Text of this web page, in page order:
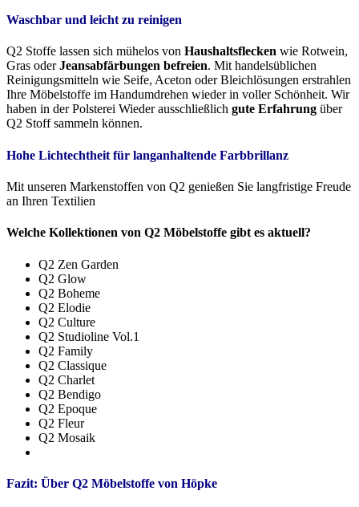
Waschbar und leicht zu reinigen
Q2 Stoffe lassen sich mühelos von Haushaltsflecken wie Rotwein,
Gras oderJeansabfärbungen befreien. Mit handelsüblichen
Reinigungsmitteln wie Seife, Aceton oder Bleichlösungen erstrahlen
Ihre Möbelstoffe im Handumdrehen wieder in voller Schönheit. Wir
haben in der Polsterei Wieder ausschließlich gute Erfahrung über
Q2 Stoff sammeln können.
Hohe Lichtechtheit für langanhaltende Farbbrillanz
Mit unseren Markenstoffen von Q2 genießen Sie langfristige Freude
an Ihren Textilien
Welche Kollektionen von Q2 Möbelstoffe gibt es aktuell?
Q2 Zen Garden
Q2 Glow
Q2 Boheme
Q2 Elodie
Q2 Culture
Q2 Studioline Vol.1
Q2 Family
Q2 Classique
Q2 Charlet
Q2 Bendigo
Q2 Epoque
Q2 Fleur
Q2 Mosaik
Fazit: Über Q2 Möbelstoffe von Höpke